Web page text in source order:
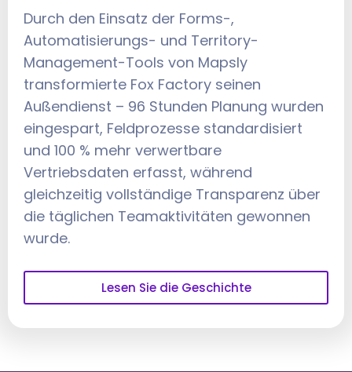
Durch den Einsatz der Forms-,
Automatisierungs- und Territory-
Management-Tools von Mapsly
transformierte Fox Factory seinen
Außendienst – 96 Stunden Planung wurden
eingespart, Feldprozesse standardisiert
und 100 % mehr verwertbare
Vertriebsdaten erfasst, während
gleichzeitig vollständige Transparenz über
die täglichen Teamaktivitäten gewonnen
wurde.
Lesen Sie die Geschichte